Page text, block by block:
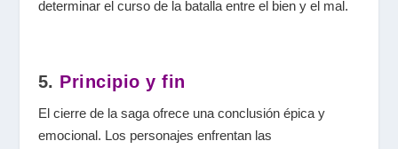
determinar el curso de la batalla entre el bien y el mal.
5. Principio y fin
El cierre de la saga ofrece una conclusión épica y
emocional. Los personajes enfrentan las